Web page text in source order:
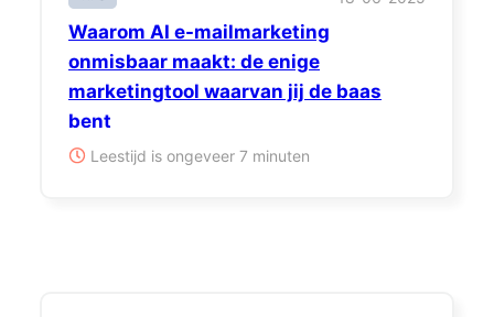
Waarom AI e-mailmarketing
onmisbaar maakt: de enige
marketingtool waarvan jij de baas
bent
Leestijd is ongeveer 7 minuten